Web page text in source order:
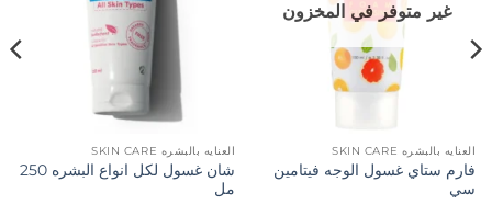
غير متوفر في المخزون
العنايه بالبشره SKIN CARE
فارم ستاي غسول الوجه فيتامين
سي
العنايه بالبشره SKIN CARE
شان غسول لكل انواع البشره 250
مل